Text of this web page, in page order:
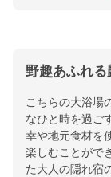
野趣あふれ
こちらの大浴場
なひと時を過ご
幸や地元食材を
楽しむことがで
た大人の隠れ宿